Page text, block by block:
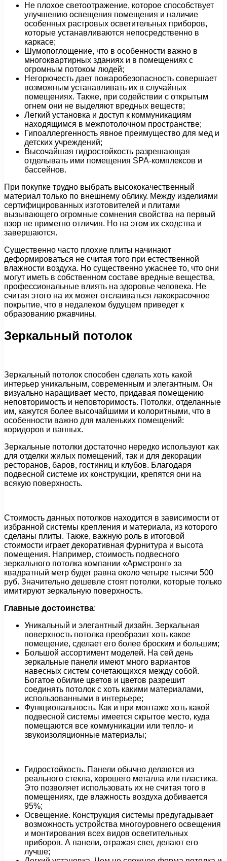
Не плохое светоотражение, которое способствует
улучшению освещения помещения и наличие
особенных растровых осветительных приборов,
которые устанавливаются непосредственно в
каркасе;
Шумопоглощение, что в особенности важно в
многоквартирных зданиях и в помещениях с
огромным потоком людей;
Негорючесть дает пожаробезопасность совершает
возможным устанавливать их в случайных
помещениях. Также, при содействии с открытым
огнем они не выделяют вредных веществ;
Легкий установка и доступ к коммуникациям
находящимся в межпотолочном пространстве;
Гипоаллергенность явное преимущество для мед и
детских учреждений;
Высочайшая гидростойкость разрешающая
отделывать ими помещения SPA-комплексов и
бассейнов.
При покупке трудно выбрать высококачественный
материал только по внешнему облику. Между изделиями
сертифицированных изготовителей и плитами
вызывающего огромные сомнения свойства на первый
взор не приметно отличия. Но на этом их сходства и
завершаются.
Существенно часто плохие плиты начинают
деформироваться не считая того при естественной
влажности воздуха. Но существенно ужаснее то, что они
могут иметь в собственном составе вредные вещества,
профессиональные влиять на здоровье человека. Не
считая этого на их может отслаиваться лакокрасочное
покрытие, что в недалеком будущем приведет к
образованию ржавчины.
Зеркальный потолок
Зеркальный потолок способен сделать хоть какой
интерьер уникальным, современным и элегантным. Он
визуально наращивает место, придавая помещению
неповторимость и неповторимость. Потолки, отделанные
им, кажутся более высочайшими и колоритными, что в
особенности важно для маленьких помещений:
коридоров и ванных.
Зеркальные потолки достаточно нередко используют как
для отделки жилых помещений, так и для декорации
ресторанов, баров, гостиниц и клубов. Благодаря
подвесной системе их конструкции, крепятся они на
всякую поверхность.
Стоимость данных потолков находится в зависимости от
избранной системы крепления и материала, из которого
сделаны плиты. Также, важную роль в итоговой
стоимости играет декоративная фурнитура и высота
помещения. Например, стоимость подвесного
зеркального потолка компании «Армстронг» за
квадратный метр будет равна около четыре тысячи 500
руб. Значительно дешевле стоят потолки, которые только
имитируют зеркальную поверхность.
Главные достоинства:
Уникальный и элегантный дизайн. Зеркальная
поверхность потолка преобразит хоть какое
помещение, сделает его более броским и большим;
Большой ассортимент моделей. На сей день
зеркальные панели имеют много вариантов
навесных систем сочетающихся между собой.
Богатое обилие цветов и цветов разрешит
соединять потолок с хоть какими материалами,
использованными в интерьере;
Функциональность. Как и при монтаже хоть какой
подвесной системы имеется скрытое место, куда
помещаются все коммуникации или тепло- и
звукоизоляционные материалы;
Гидростойкость. Панели обычно делаются из
реального стекла, хорошего металла или пластика.
Это позволяет использовать их не считая того в
помещениях, где влажность воздуха добивается
95%;
Освещение. Конструкция системы предугадывает
возможность устройства многоуровнего освещения
и монтирования всех видов осветительных
приборов. А панели, отражая свет, делают его
лучше;